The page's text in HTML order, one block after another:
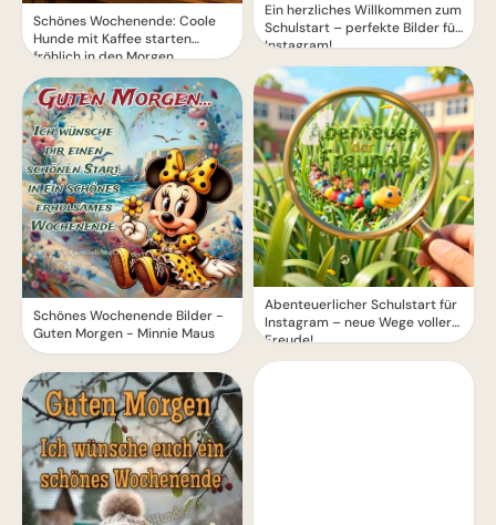
Schönes Wochenende: Coole
Hunde mit Kaffee starten
fröhlich in den Morgen
Schönes Wochenende Bilder -
Guten Morgen - Minnie Maus
Ein herzliches Willkommen zum
Schulstart – perfekte Bilder für
Instagram!
Abenteuerlicher Schulstart für
Instagram – neue Wege voller
Freude!